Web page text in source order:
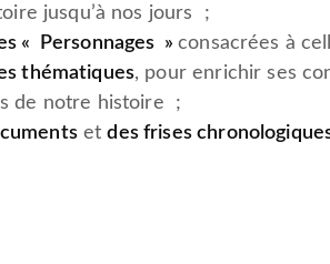
jusqu’à nos jours ;
« Personnages »consacrées à
thématiques, pour enrichir ses
de notre histoire ;
etdes frises